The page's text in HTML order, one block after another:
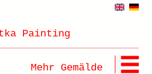
Painting
Mehr Gemälde